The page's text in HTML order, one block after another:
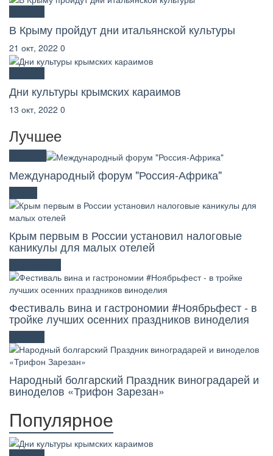
В Крыму пройдут дни итальянской культуры
21 окт, 2022 0
Дни культуры крымских караимов
13 окт, 2022 0
Лучшее
Международный форум "Россия-Африка"
Крым первым в России установил налоговые
каникулы для малых отелей
Фестиваль вина и гастрономии #Ноябрьфест - в
тройке лучших осенних праздников виноделия
Народный болгарский Праздник виноградарей и
виноделов «Трифон Зарезан»
Популярное